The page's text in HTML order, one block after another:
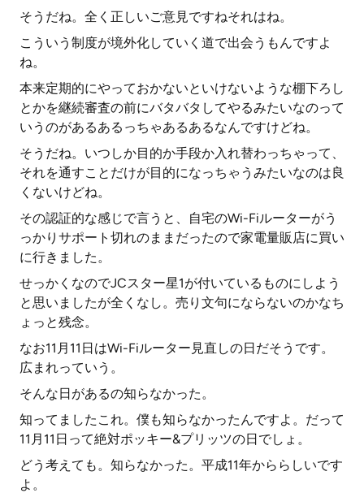
そうだね。全く正しいご意見ですねそれはね。
こういう制度が境外化していく道で出会うもんですよ
ね。
本来定期的にやっておかないといけないような棚下ろし
とかを継続審査の前にバタバタしてやるみたいなのって
いうのがあるあるっちゃあるあるなんですけどね。
そうだね。いつしか目的か手段か入れ替わっちゃって、
それを通すことだけが目的になっちゃうみたいなのは良
くないけどね。
その認証的な感じで言うと、自宅のWi-Fiルーターがう
っかりサポート切れのままだったので家電量販店に買い
に行きました。
せっかくなのでJCスター星1が付いているものにしよう
と思いましたが全くなし。売り文句にならないのかなち
ょっと残念。
なお11月11日はWi-Fiルーター見直しの日だそうです。
広まれっていう。
そんな日があるの知らなかった。
知ってましたこれ。僕も知らなかったんですよ。だって
11月11日って絶対ポッキー&プリッツの日でしょ。
どう考えても。知らなかった。平成11年かららしいです
よ。